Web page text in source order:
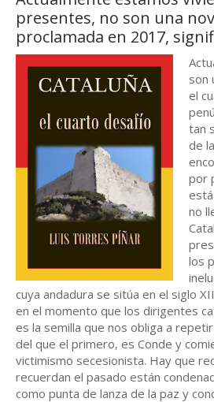
presentes, no son una
proclamada en 2017,
son
el
tan
de
por
no
los
cuya andadura se sitúa en el siglo
en el momento que los dirigentes
es la semilla que nos obliga a
del que el primero, es Conde y
victimismo secesionista. Hay que
recuerdan el pasado están
como punta de lanza de la paz y